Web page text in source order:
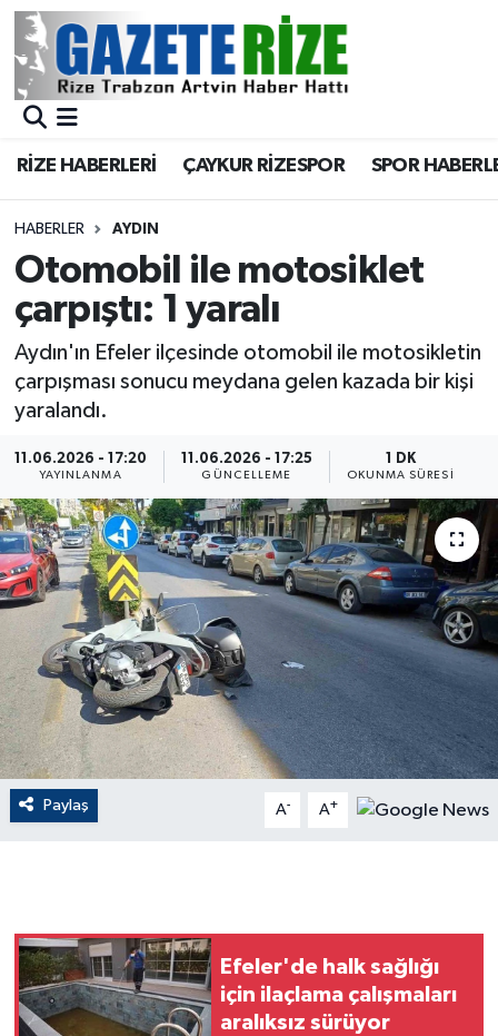
RİZE HABERLERİ ÇAYKUR RİZESPOR SPOR
HABERLER AYDIN
Otomobil ile motosiklet
çarpıştı: 1 yaralı
Aydın'ın Efeler ilçesinde otomobil ile motosikletin
çarpışması sonucu meydana gelen kazada bir kişi
yaralandı.
11.06.2026 - 17:20
YAYINLANMA
11.06.2026 - 17:25
GÜNCELLEME
1 DK
OKUNMA SÜRESI
Paylaş A- A+
Efeler'de halk sağlığı
için ilaçlama çalışmaları
aralıksız sürüyor
BÖLGEMİZ
Asayiş
Rize Jandarma Komutanlığı
Bilim Teknoloji
Canlı Maç
ÇEVRE
Dış Haberler
Dünya
EĞİTİM
EKONOMİ
English News
Flaş Haber
Gayrimenkul
Merkez Nöbetçi Eczaneler
Merkez Trafik Yoğunluk Haritası
Süper Lig Puan Durumu ve Fikstür
Tüm Manşetler
Son Dakika Haberleri